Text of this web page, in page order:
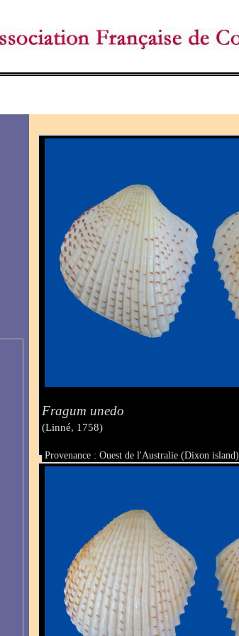
Fragum unedo
(Linné, 1758)
Provenance : Ouest de l'Australie (Dixon island)
Taille : 37.4 x 34 mm